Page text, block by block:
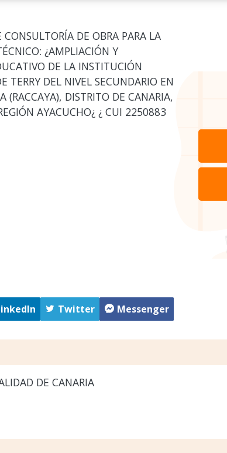
DE OBRA PARA LA
¿AMPLIACIÓN Y
DE LA INSTITUCIÓN
TERRY DEL NIVEL SECUNDARIO EN
(RACCAYA), DISTRITO DE CANARIA,
AYACUCHO¿ ¿ CUI 2250883
Twitter Messenger
DE CANARIA